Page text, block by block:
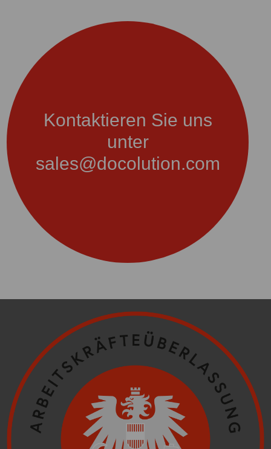
Kontaktieren Sie uns
unter
sales@docolution.com